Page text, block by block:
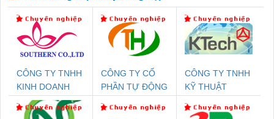
CÔNG TY TNHH
KINH DOANH
DỊCH VỤ XNK
PHƯƠNG NAM
CÔNG TY CỔ
PHẦN TỰ ĐỘNG
CÔNG TY TNHH
KỸ THUẬT
NAM